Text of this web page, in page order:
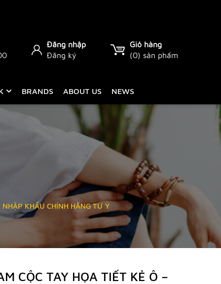
Đăng nhập
Đăng ký
Giỏ hàng
(0) sản phẩm
BRANDS ABOUT US NEWS
NHẬP KHẨU CHÍNH HÃNG TỪ Ý
CỘC TAY HỌA TIẾT KẺ Ô –